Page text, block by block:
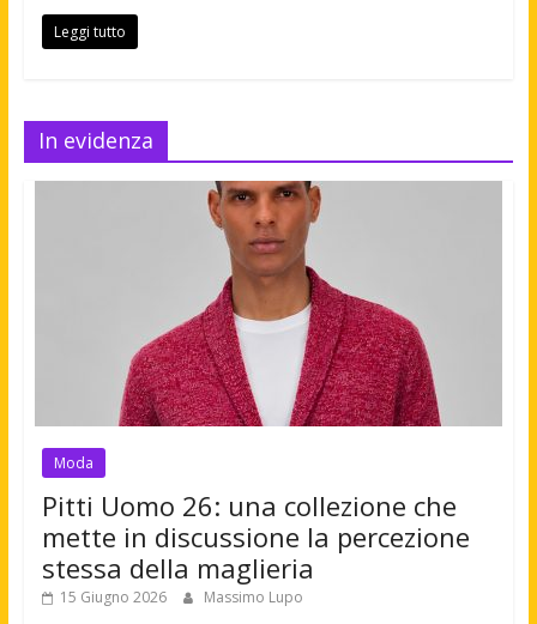
Leggi tutto
In evidenza
Moda
Pitti Uomo 26: una collezione che
mette in discussione la percezione
stessa della maglieria
15 Giugno 2026 Massimo Lupo